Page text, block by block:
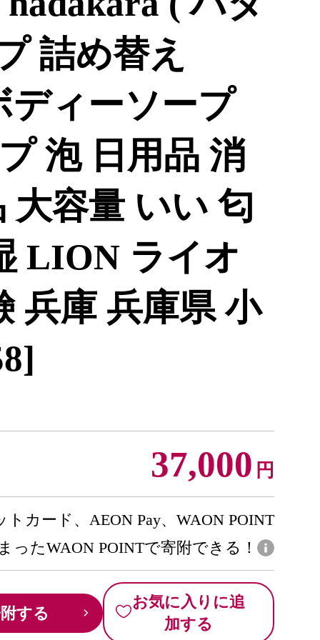
詰め替え
ディーソープ
泡 日用品 消
大容量 いい 匂
LION ライオ
兵庫 兵庫県 小
37,000 円
トカード、AEON Pay、WAON POINT
ったWAON POINTで寄附できる！
する
お気に入りに追
加する